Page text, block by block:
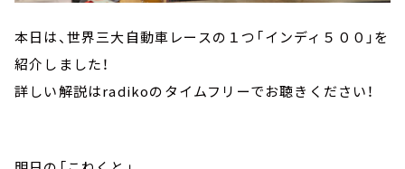
本日は、世界三大自動車レースの１つ「インディ５００」を
紹介しました！
詳しい解説はradikoのタイムフリーでお聴きください！